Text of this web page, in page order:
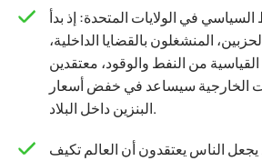
السياسي في الولايات المتحدة: إذ بدأ
المنشغلون بالقضايا الداخلية،
من النفط والوقود، معتقدين
الخارجية سيساعد في خفض أسعار
البنزين داخل البلاد.
الناس يعتقدون أن العالم تكيف